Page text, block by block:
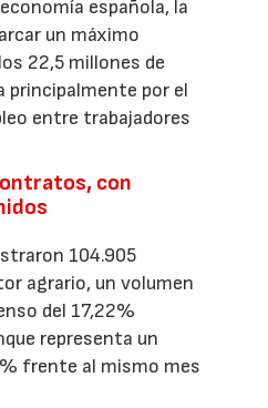
española, la
un máximo
22,5 millones de
principalmente por el
entre trabajadores
con
104.905
agrario, un volumen
del 17,22%
representa un
frente al mismo mes